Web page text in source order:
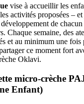
vise à accueillir les
activités proposées –
de
Chaque semaine, des
et au minimum une fois
ce moment fort
Oklavi.
micro-crèche
Enfant)